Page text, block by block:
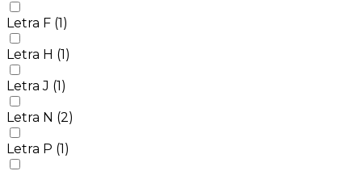
Letra F (1)
Letra H (1)
Letra J (1)
Letra N (2)
Letra P (1)